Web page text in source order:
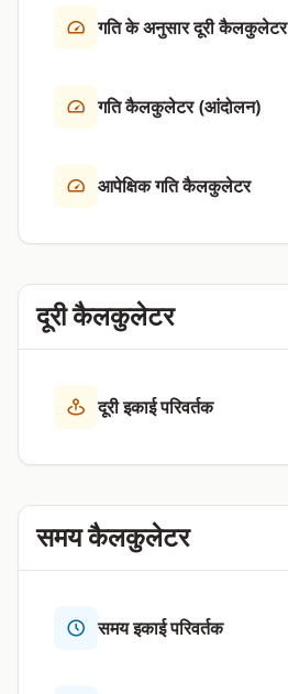
गति के अनुसार दूरी कैलकुलेटर
गति कैलकुलेटर (आंदोलन)
आपेक्षिक गति कैलकुलेटर
दूरी कैलकुलेटर
दूरी इकाई परिवर्तक
समय कैलकुलेटर
समय इकाई परिवर्तक